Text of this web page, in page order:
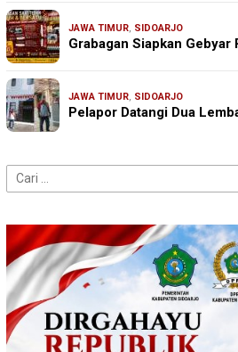
JAWA TIMUR, SIDOARJO
Grabagan Siapkan Gebyar
JAWA TIMUR, SIDOARJO
Pelapor Datangi Dua
Cari
untuk: